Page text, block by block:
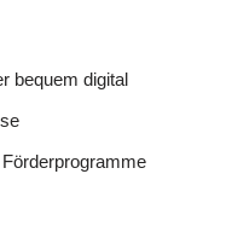
bequem digital